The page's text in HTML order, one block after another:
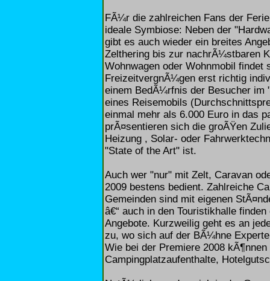
FÃ¼r die zahlreichen Fans der
ideale Symbiose: Neben der
gibt es auch wieder ein breites
Zelthering bis zur nachrÃ¼stbaren
Wohnwagen oder Wohnmobil
FreizeitvergnÃ¼gen erst richtig
einem BedÃ¼rfnis der Besucher im
eines Reisemobils
einmal mehr als 6.000 Euro in das
prÃ¤sentieren sich die groÃŸen
Heizung , Solar- oder
"State of the Art" ist.
Auch wer "nur" mit Zelt, Caravan
2009 bestens bedient. Zahlreiche
Gemeinden sind mit eigenen
â€“ auch in den Touristikhalle
Angebote. Kurzweilig geht es an
zu, wo sich auf der BÃ¼hne
Wie bei der Premiere 2008
Campingplatzaufenthalte,